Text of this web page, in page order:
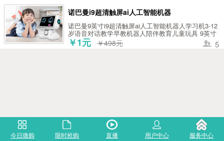
诺巴曼i9超清触屏ai人工智能机器
诺巴曼9英寸i9超清触屏ai人工智能机器人学习机3-12
岁语音对话教学早教机器人陪伴教育儿童玩具 9英寸
智能机器人学习机i9 会跳舞走动的9英寸触屏教学机
器人
￥1元 ￥498元 5
今日微购 限时抢购 直播 用户中心 服务中心